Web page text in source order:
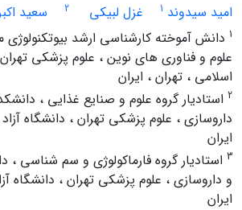
امید سیدوند 1 غزل لبیکی 2 سعید
1 دانش آموخته کارشناسی ارشد بیوتکنولوژی
علوم و فناوری های نوین ، علوم پزشکی تهران
اسلامی ، تهران ، ایران
2 استادیار گروه علوم و صنایع غذایی ،
داروسازی ، علوم پزشکی تهران ، دانشگاه
ایران
3 استادیار گروه فارماکولوژی و سم شناسی ،
و داروسازی ، علوم پزشکی تهران ، دانشگاه
ایران